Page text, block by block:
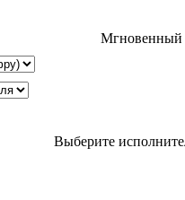
Мгновенный
Выберите